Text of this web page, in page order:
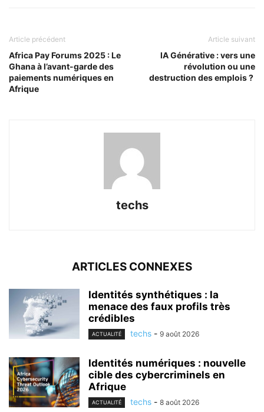
Article précédent
Africa Pay Forums 2025 : Le
Ghana à l’avant-garde des
paiements numériques en
Afrique
Article suivant
IA Générative : vers une
révolution ou une
destruction des emplois ?
techs
ARTICLES CONNEXES
Identités synthétiques : la
menace des faux profils très
crédibles
ACTUALITÉ techs - 9 août 2026
Identités numériques : nouvelle
cible des cybercriminels en
Afrique
ACTUALITÉ techs - 8 août 2026